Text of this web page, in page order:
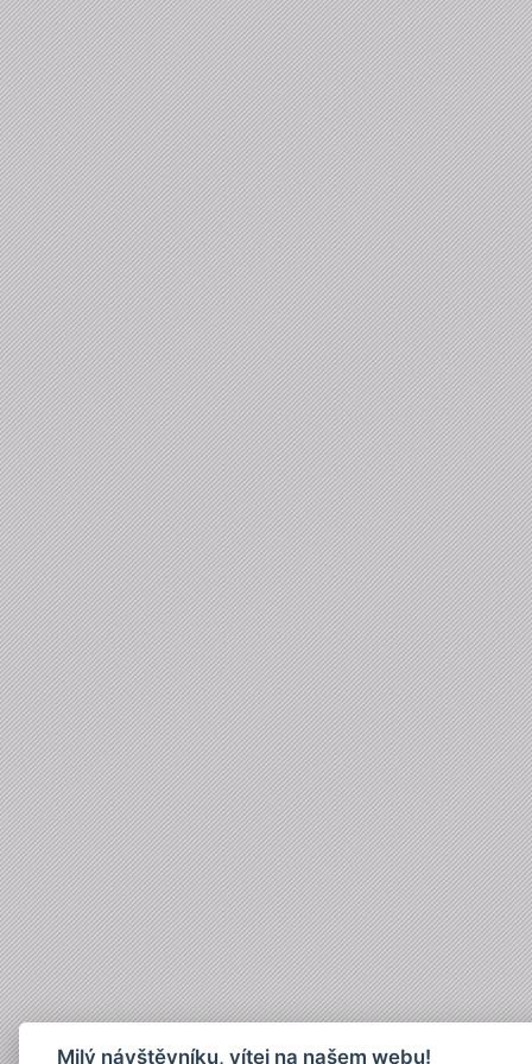
Milý návštěvníku, vítej na našem webu!